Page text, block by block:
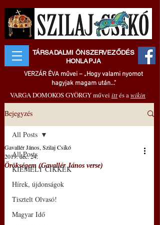
TÁRSADALMI ÖNSZERVEZŐDÉS
HONLAPJA
VERZÁR ÉVA művei – „Hogy valami nyomot
hagyjak magam után..."
VARGA DOMOKOS GYÖRGY művei ittés awikin
Bejegyzés
All Posts
KIEMELT CIKKEK
Hírek, újdonságok
Tisztelt Olvasó!
Magyar Idő
All Posts
Örökségem (Gavallér János verse)
Gavallér János, Szilaj Csikó
2019. dec. 24.